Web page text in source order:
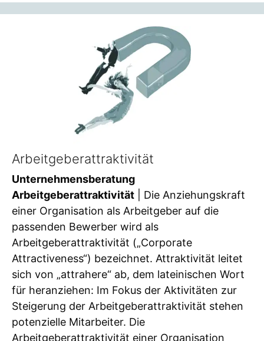
Arbeitgeberattraktivität
Unternehmensberatung
Arbeitgeberattraktivität | Die Anziehungskraft
einer Organisation als Arbeitgeber auf die
passenden Bewerber wird als
Arbeitgeberattraktivität („Corporate
Attractiveness“) bezeichnet. Attraktivität leitet
sich von „attrahere“ ab, dem lateinischen Wort
für heranziehen: Im Fokus der Aktivitäten zur
Steigerung der Arbeitgeberattraktivität stehen
potenzielle Mitarbeiter. Die
Arbeitgeberattraktivität einer Organisation